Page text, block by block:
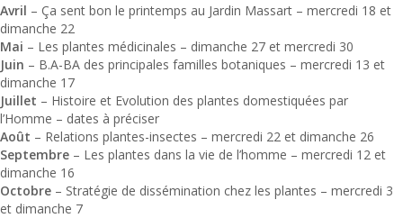
Avril – Ça sent bon le printemps au Jardin Massart – mercredi 18 et
dimanche 22
Mai – Les plantes médicinales – dimanche 27 et mercredi 30
Juin – B.A-BA des principales familles botaniques – mercredi 13 et
dimanche 17
Juillet – Histoire et Evolution des plantes domestiquées par
l’Homme – dates à préciser
Août – Relations plantes-insectes – mercredi 22 et dimanche 26
Septembre – Les plantes dans la vie de l’homme – mercredi 12 et
dimanche 16
Octobre – Stratégie de dissémination chez les plantes – mercredi 3
et dimanche 7